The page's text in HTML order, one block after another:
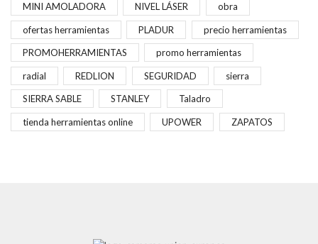
MINI AMOLADORA NIVEL LÁSER obra
ofertas herramientas PLADUR precio herramientas
PROMOHERRAMIENTAS promo herramientas
radial REDLION SEGURIDAD sierra
SIERRA SABLE STANLEY Taladro
tienda herramientas online UPOWER ZAPATOS